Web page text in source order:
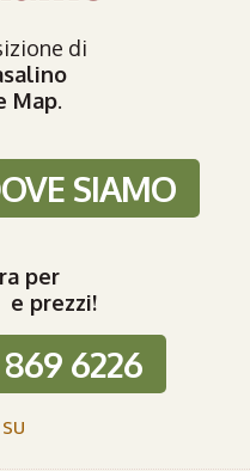
di
Map.
SIAMO
per
prezzi!
6226